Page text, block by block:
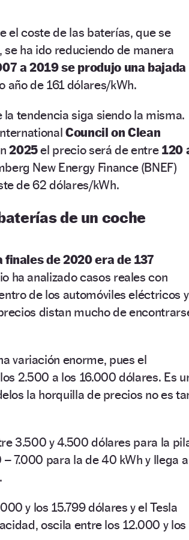
el coste de las baterías, que se
ha ido reduciendo de manera
a 2019 se produjo una bajada
año de 161 dólares/kWh.
tendencia siga siendo la misma.
Council on Clean
2025el precio será de entre 120
New Energy Finance (BNEF)
de 62 dólares/kWh.
de un coche
finales de 2020 era de 137
ha analizado casos reales con
de los automóviles eléctricos y
distan mucho de
variación enorme, pues el
2.500 a los 16.000 dólares. Es
la horquilla de precios no es
3.500 y 4.500 dólares para la
7.000 para la de 40 kWh y llega a
y los 15.799 dólares y el Tesla
oscila entre los 12.000 y los